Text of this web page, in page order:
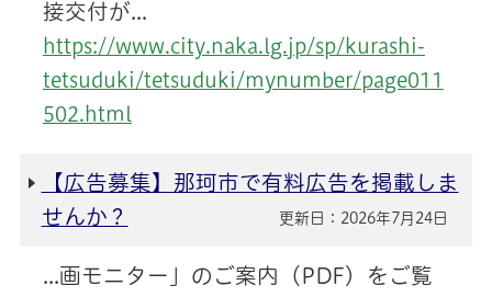
接交付が...
https://www.city.naka.lg.jp/sp/kurashi-
tetsuduki/tetsuduki/mynumber/page011
502.html
【広告募集】那珂市で有料広告を掲載しま
せんか？
更新日：2026年7月24日
...画モニター」のご案内（PDF）をご覧